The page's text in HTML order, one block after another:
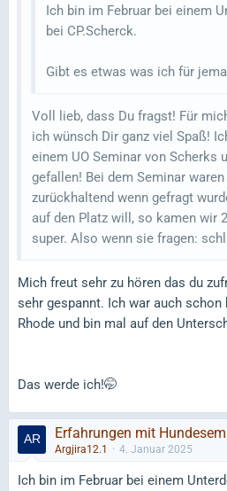
Ich bin im Februar bei einem
bei CP.Scherck.
Gibt es etwas was ich für
Voll lieb, dass Du fragst! Für
ich wünsch Dir ganz viel Spaß!
einem UO Seminar von Scherks
gefallen! Bei dem Seminar
zurückhaltend wenn gefragt
auf den Platz will, so kamen wir
super. Also wenn sie fragen:
Mich freut sehr zu hören das du
sehr gespannt. Ich war auch schon
Rhode und bin mal auf den
Das werde ich!🤭
Erfahrungen mit
Argjira12.1 4. Januar 2025
Ich bin im Februar bei einem